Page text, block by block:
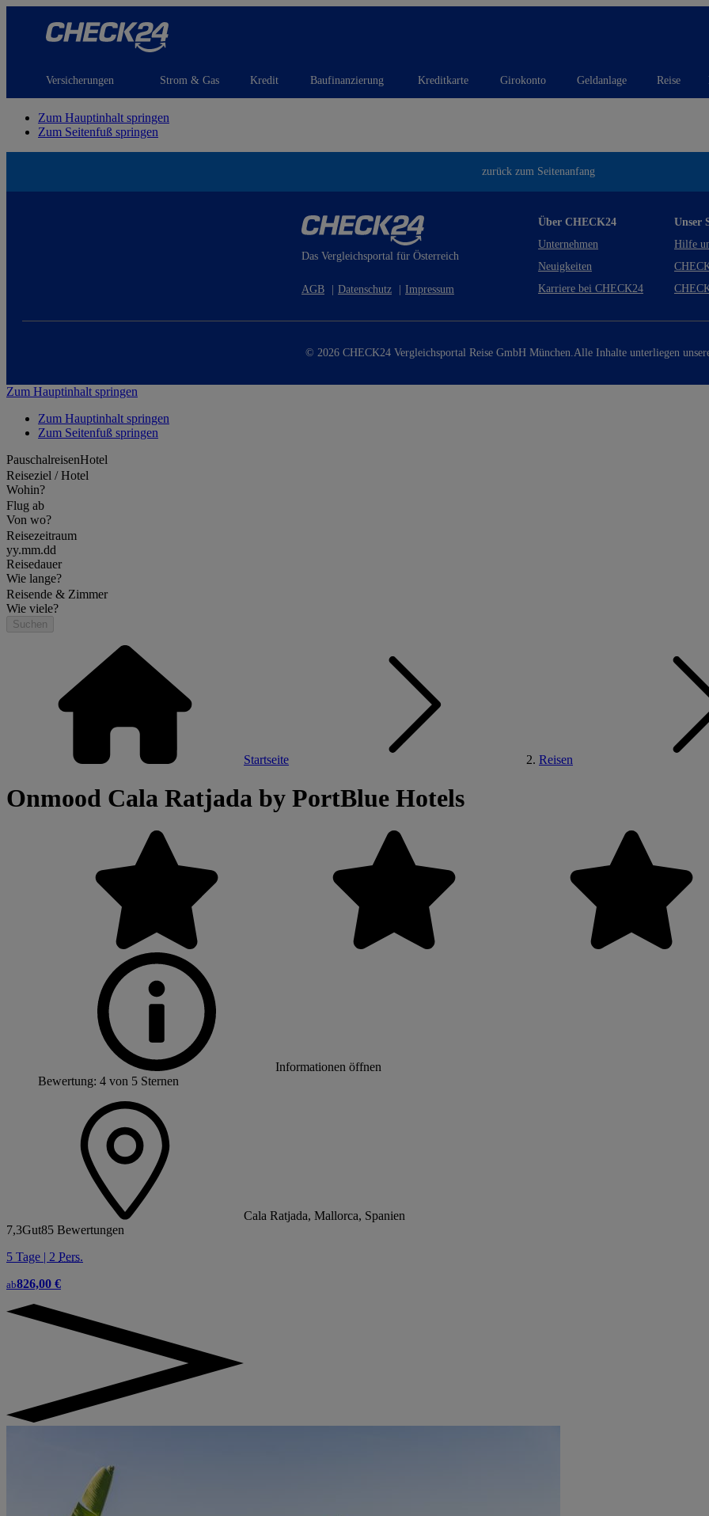
Versicherungen Strom & Gas Kredit Baufinanzierung Kreditkarte Girokonto Geldanlage Reise
Zum Hauptinhalt springen
Zum Seitenfuß springen
zurück zum Seitenanfang
Das Vergleichsportal für Österreich
AGB Datenschutz Impressum
Über CHECK24
Unternehmen
Neuigkeiten
Karriere bei CHECK24
Unser
Hilfe
© 2026 CHECK24 Vergleichsportal Reise GmbH München.Alle Inhalte unterliegen
Zum Hauptinhalt springen
Zum Hauptinhalt springen
Zum Seitenfuß springen
PauschalreisenHotel
Reiseziel / Hotel
Wohin?
Flug ab
Von wo?
Reisezeitraum
yy.mm.dd
Reisedauer
Wie lange?
Reisende & Zimmer
Wie viele?
Suchen
Startseite Reisen
Onmood Cala Ratjada by PortBlue Hotels
Informationen öffnen
Bewertung: 4 von 5 Sternen
Cala Ratjada, Mallorca, Spanien
7,3Gut85 Bewertungen
5 Tage | 2 Pers.
ab826,00 €